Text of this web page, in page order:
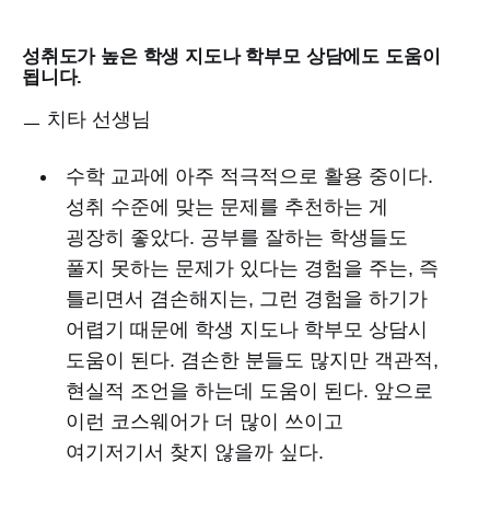
성취도가 높은 학생 지도나 학부모 상담에도 도움이
됩니다.
ㅡ 치타 선생님
수학 교과에 아주 적극적으로 활용 중이다.
성취 수준에 맞는 문제를 추천하는 게
굉장히 좋았다. 공부를 잘하는 학생들도
풀지 못하는 문제가 있다는 경험을 주는, 즉
틀리면서 겸손해지는, 그런 경험을 하기가
어렵기 때문에 학생 지도나 학부모 상담시
도움이 된다. 겸손한 분들도 많지만 객관적,
현실적 조언을 하는데 도움이 된다. 앞으로
이런 코스웨어가 더 많이 쓰이고
여기저기서 찾지 않을까 싶다.